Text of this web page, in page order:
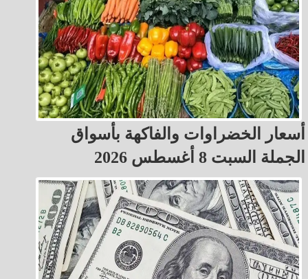
أسعار الخضراوات والفاكهة بأسواق
الجملة السبت 8 أغسطس 2026